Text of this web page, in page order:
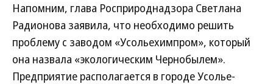
Напомним, глава Росприроднадзора Светлана
Радионова заявила, что необходимо решить
проблему с заводом «Усольехимпром», который
она назвала «экологическим Чернобылем».
Предприятие располагается в городе Усолье-